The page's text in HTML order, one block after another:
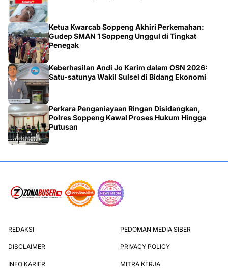
Ketua Kwarcab Soppeng Akhiri Perkemahan:
Gudep SMAN 1 Soppeng Unggul di Tingkat
Penegak
Keberhasilan Andi Jo Karim dalam OSN 2026:
Satu-satunya Wakil Sulsel di Bidang Ekonomi
Perkara Penganiayaan Ringan Disidangkan,
Polres Soppeng Kawal Proses Hukum Hingga
Putusan
REDAKSI PEDOMAN MEDIA SIBER
DISCLAIMER PRIVACY POLICY
INFO KARIER MITRA KERJA